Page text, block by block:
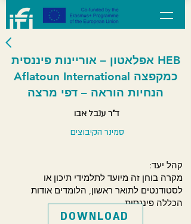
HEB אפלאטון – אוריינות פיננסית
כמקפצה Aflatoun International
הנחיות הוראה – דפי מרצה
ד"ר ענבל אבו
סמינר הקיבוצים
קהל יעד:
מקרה בוחן זה מיועד לתלמידי תיכון או
לסטודנטים לתואר ראשון, הלומדים אודות
הכללה פיננסית
DOWNLOAD